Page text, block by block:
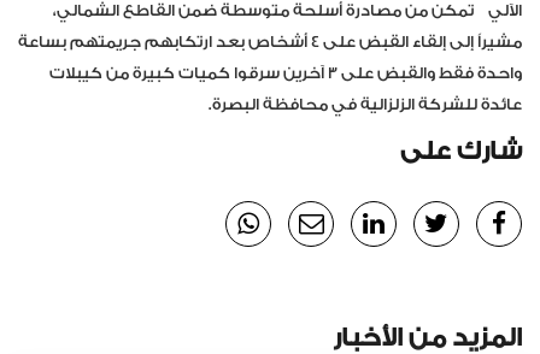
الآلي تمكن من مصادرة أسلحة متوسطة ضمن القاطع الشمالي،
مشيراً إلى إلقاء القبض على 4 أشخاص بعد ارتكابهم جريمتهم بساعة
واحدة فقط والقبض على 3 آخرين سرقوا كميات كبيرة من كيبلات
عائدة للشركة الزلزالية في محافظة البصرة.
شارك على
المزيد من الأخبار